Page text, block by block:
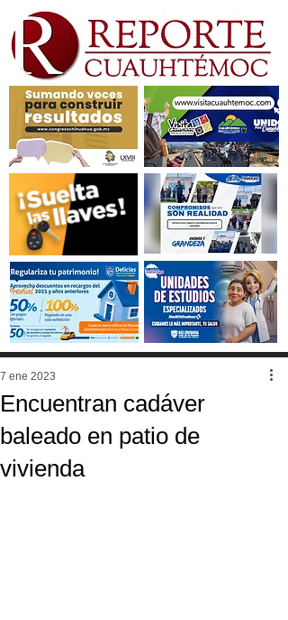
Encuentran cadáver
baleado en patio de
vivienda
7 ene 2023